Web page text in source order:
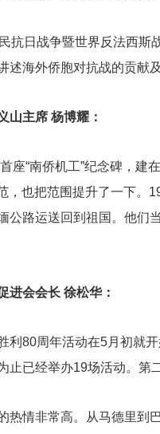
日战争暨世界反法西斯战
述海外侨胞对抗战的贡献
山主席 杨博耀：
“南侨机工”纪念碑，建
，也把范围提升了一下
公路运送回到祖国。他们
进会会长 徐松华：
80周年活动在5月初就开
止已经举办19场活动。
情非常高。从马德里到巴